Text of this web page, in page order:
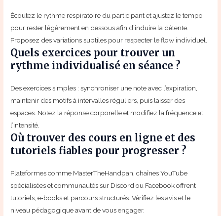
Écoutez le rythme respiratoire du participant et ajustez le tempo
pour rester légèrement en dessous afin d’induire la détente.
Proposez des variations subtiles pour respecter le flow individuel.
Quels exercices pour trouver un
rythme individualisé en séance ?
Des exercices simples : synchroniser une note avec l’expiration,
maintenir des motifs à intervalles réguliers, puis laisser des
espaces. Notez la réponse corporelle et modifiez la fréquence et
l’intensité.
Où trouver des cours en ligne et des
tutoriels fiables pour progresser ?
Plateformes comme MasterTheHandpan, chaînes YouTube
spécialisées et communautés sur Discord ou Facebook offrent
tutoriels, e‑books et parcours structurés. Vérifiez les avis et le
niveau pédagogique avant de vous engager.